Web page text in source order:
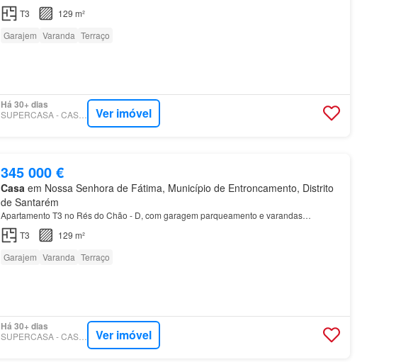
T3
129 m²
Garajem Varanda Terraço
Há 30+ dias
SUPERCASA - CASA - CLICK Ver imóvel
345 000 €
Casa em Nossa Senhora de Fátima, Município de Entroncamento, Distrito
de Santarém
Apartamento T3 no Rés do Chão - D, com garagem parqueamento e varandas…
T3
129 m²
Garajem Varanda Terraço
Há 30+ dias
SUPERCASA - CASA - CLICK Ver imóvel